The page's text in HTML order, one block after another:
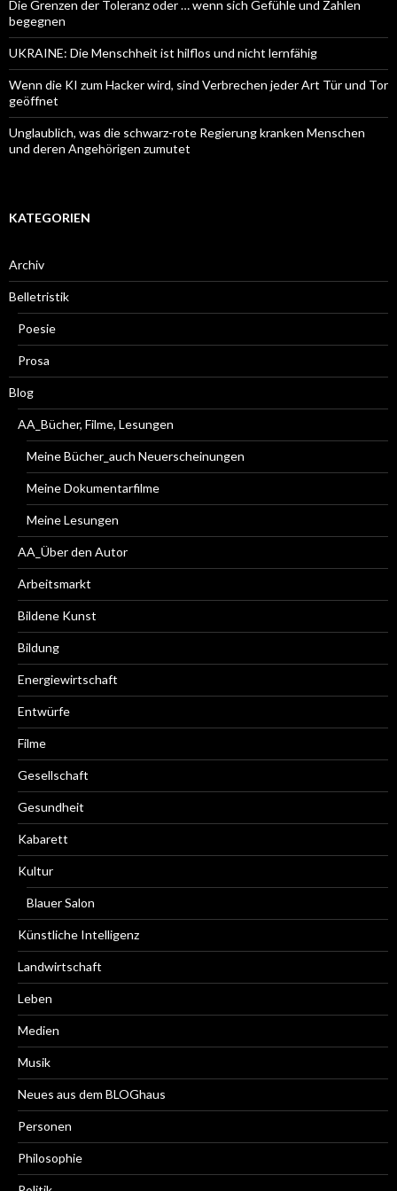
Die Grenzen der Toleranz oder … wenn sich Gefühle und Zahlen
begegnen
UKRAINE: Die Menschheit ist hilflos und nicht lernfähig
Wenn die KI zum Hacker wird, sind Verbrechen jeder Art Tür und Tor
geöffnet
Unglaublich, was die schwarz-rote Regierung kranken Menschen
und deren Angehörigen zumutet
KATEGORIEN
Archiv
Belletristik
Poesie
Prosa
Blog
AA_Bücher, Filme, Lesungen
Meine Bücher_auch Neuerscheinungen
Meine Dokumentarfilme
Meine Lesungen
AA_Über den Autor
Arbeitsmarkt
Bildene Kunst
Bildung
Energiewirtschaft
Entwürfe
Filme
Gesellschaft
Gesundheit
Kabarett
Kultur
Blauer Salon
Künstliche Intelligenz
Landwirtschaft
Leben
Medien
Musik
Neues aus dem BLOGhaus
Personen
Philosophie